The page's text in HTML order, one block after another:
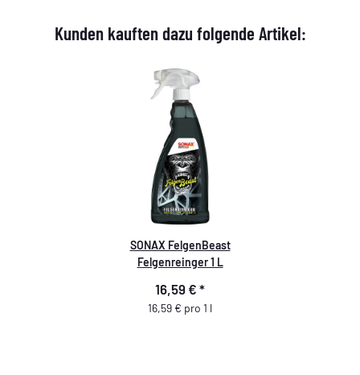
Kunden kauften dazu folgende Artikel:
SONAX FelgenBeast
Felgenreinger 1 L
16,59 € *
16,59 € pro 1 l